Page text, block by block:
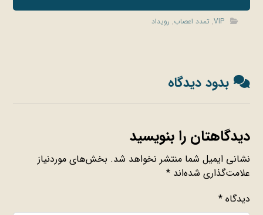
VIP
, تمدد اعصاب, رویداد
بدود دیدگاه
دیدگاهتان را بنویسید
نشانی ایمیل شما منتشر نخواهد شد. بخش‌های موردنیاز
علامت‌گذاری شده‌اند*
دیدگاه*